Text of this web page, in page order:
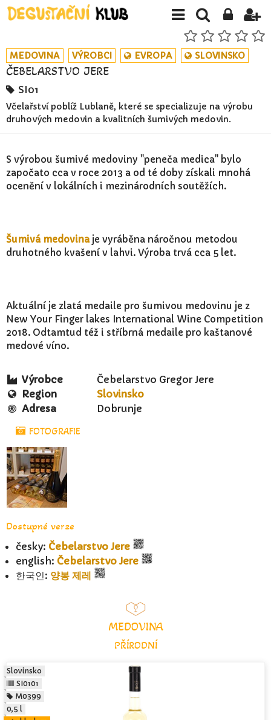
MEDOVINA VÝROBCI EVROPA SLOVINSKO
ČEBELARSTVO JERE
SI01
Včelařství poblíž Lublaně, které se specializuje na výrobu
druhových medovin a kvalitních šumivých medovin.
S výrobou šumivé medoviny "peneča medica" bylo
započato cca v roce 2013 a od té doby získali mnohá
ocenění v lokálních i mezinárodních soutěžích.
Šumivá medovina je vyráběna náročnou metodou
druhotného kvašení v lahvi. Výroba trvá cca 5 let.
Aktuální je zlatá medaile pro šumivou medovinu je z
New Your Finger lakes International Wine Competition
2018. Odtamtud též i stříbrná medaile pro kaštanové
medové víno.
Výrobce
Čebelarstvo Gregor Jere
Region
Slovinsko
Adresa
Dobrunje
FOTOGRAFIE
Dostupné verze
česky: Čebelarstvo Jere
english: Čebelarstvo Jere
한국인: 양봉 제레
MEDOVINA
PŘÍRODNÍ
Slovinsko
SI0101
M0399
0,5 l